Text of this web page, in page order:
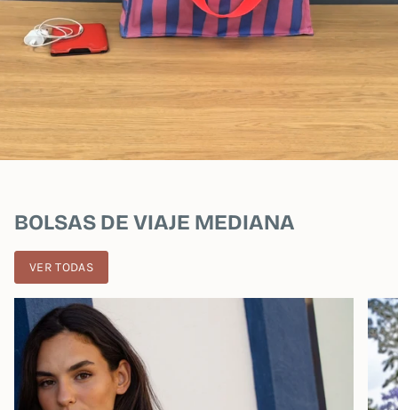
BOLSAS DE VIAJE MEDIANA
VER TODAS